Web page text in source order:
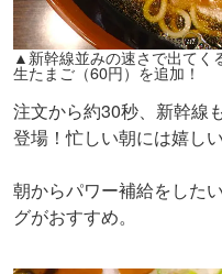
▲新幹線並みの速さで出てく
生たまご（60円）を追加！
注文から約30秒、新幹線
登場！忙しい朝には嬉しい
朝からパワー補給をした
グがおすすめ。